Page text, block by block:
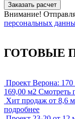
Внимание!
персональных
ГОТОВЫЕ
Проект Верона: 170
169,00 м2 Смотреть
Хит продаж от 8,6
подробнее